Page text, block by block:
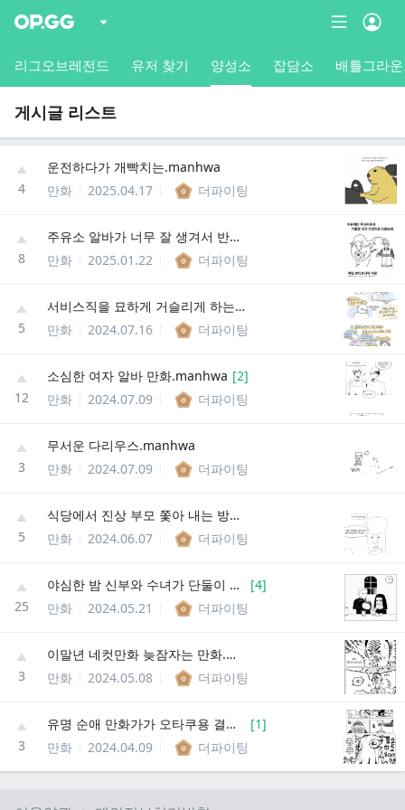
리그오브레전드 유저 찾기 양성소 잡담소 배틀그라
게시글 리스트
4
운전하다가 개빡치는.manhwa
만화
2025.04.17 더파이팅
8
주유소 알바가 너무 잘 생겨서 반한 여성.manhwa
만화
2025.01.22 더파이팅
5
서비스직을 묘하게 거슬리게 하는 6가지.jpg
만화
2024.07.16 더파이팅
12
소심한 여자 알바 만화.manhwa [2]
만화
2024.07.09 더파이팅
3
무서운 다리우스.manhwa
만화
2024.07.09 더파이팅
5
식당에서 진상 부모 쫓아 내는 방법 조언.manhwa
만화
2024.06.07 더파이팅
25
야심한 밤 신부와 수녀가 단둘이 ㅅㅅ하는 만화.manhwa [4]
만화
2024.05.21 더파이팅
3
이말년 네컷만화 늦잠자는 만화.manhwa
만화
2024.05.08 더파이팅
3
유명 순애 만화가가 오타쿠용 결정사로 결혼하는 만화 [1]
만화
2024.04.09 더파이팅